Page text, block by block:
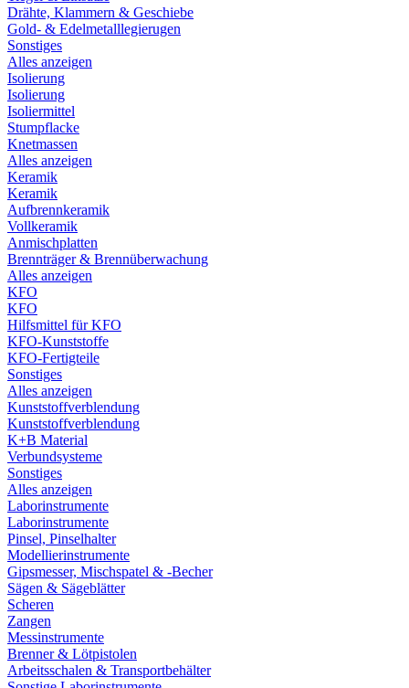
Drähte, Klammern & Geschiebe
Gold- & Edelmetalllegierugen
Sonstiges
Alles anzeigen
Isolierung
Isolierung
Isoliermittel
Stumpflacke
Knetmassen
Alles anzeigen
Keramik
Keramik
Aufbrennkeramik
Vollkeramik
Anmischplatten
Brennträger & Brennüberwachung
Alles anzeigen
KFO
KFO
Hilfsmittel für KFO
KFO-Kunststoffe
KFO-Fertigteile
Sonstiges
Alles anzeigen
Kunststoffverblendung
Kunststoffverblendung
K+B Material
Verbundsysteme
Sonstiges
Alles anzeigen
Laborinstrumente
Laborinstrumente
Pinsel, Pinselhalter
Modellierinstrumente
Gipsmesser, Mischspatel & -Becher
Sägen & Sägeblätter
Scheren
Zangen
Messinstrumente
Brenner & Lötpistolen
Arbeitsschalen & Transportbehälter